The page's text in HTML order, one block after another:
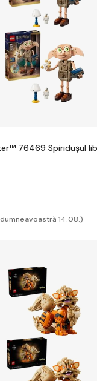
76469 Spiridușul
14.08.)